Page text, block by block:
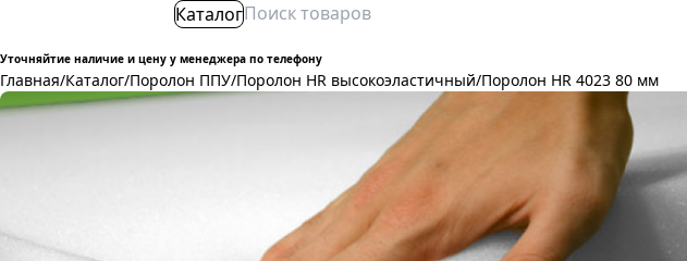
Каталог
Уточняйтие наличие и цену у менеджера по телефону
Главная/Каталог/Поролон ППУ/Поролон HR высокоэластичный/Поролон HR 4023 80 мм